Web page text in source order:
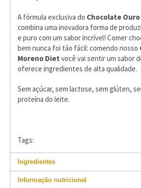
A fórmula exclusiva do Chocolate
combina uma inovadora forma de
e puro com um sabor incrível! Comer
bem nunca foi tão fácil: comendo nosso
Moreno Diet você vai sentir um sabor
oferece ingredientes de alta qualidade.
Sem açúcar, sem lactose, sem glúten,
proteína do leite.
Tags:
Ingredientes
Informação nutricional